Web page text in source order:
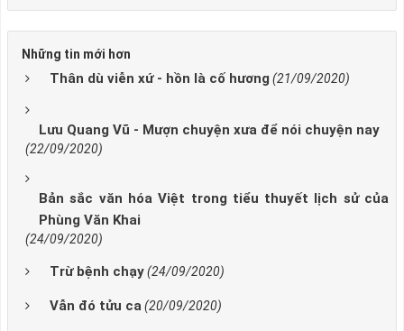
Những tin mới hơn
Thân dù viễn xứ - hồn là cố hương (21/09/2020)
Lưu Quang Vũ - Mượn chuyện xưa để nói chuyện nay
(22/09/2020)
Bản sắc văn hóa Việt trong tiểu thuyết lịch sử của
Phùng Văn Khai
(24/09/2020)
Trừ bệnh chạy(24/09/2020)
Vẫn đó tửu ca(20/09/2020)